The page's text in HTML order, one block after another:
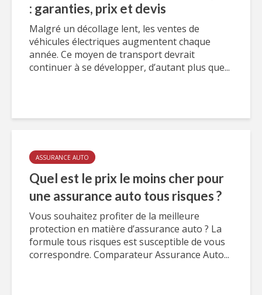
: garanties, prix et devis
Malgré un décollage lent, les ventes de
véhicules électriques augmentent chaque
année. Ce moyen de transport devrait
continuer à se développer, d’autant plus que...
ASSURANCE AUTO
Quel est le prix le moins cher pour
une assurance auto tous risques ?
Vous souhaitez profiter de la meilleure
protection en matière d’assurance auto ? La
formule tous risques est susceptible de vous
correspondre. Comparateur Assurance Auto...